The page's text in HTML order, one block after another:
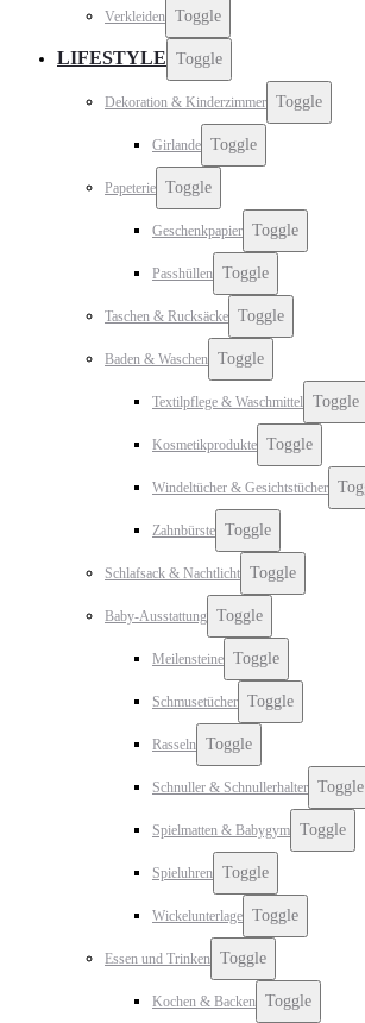
Verkleiden Toggle
LIFESTYLE Toggle
Dekoration & Kinderzimmer Toggle
Girlande Toggle
Papeterie Toggle
Geschenkpapier Toggle
Passhüllen Toggle
Taschen & Rucksäcke Toggle
Baden & Waschen Toggle
Textilpflege & Waschmittel Toggle
Kosmetikprodukte Toggle
Windeltücher & Gesichtstücher
Zahnbürste Toggle
Schlafsack & Nachtlicht Toggle
Baby-Ausstattung Toggle
Meilensteine Toggle
Schmusetücher Toggle
Rasseln Toggle
Schnuller & Schnullerhalter Toggle
Spielmatten & Babygym Toggle
Spieluhren Toggle
Wickelunterlage Toggle
Essen und Trinken Toggle
Kochen & Backen Toggle